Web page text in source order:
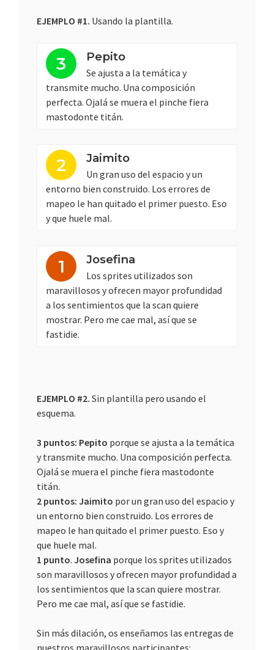
EJEMPLO #1. Usando la plantilla.
3 Pepito
Se ajusta a la temática y
transmite mucho. Una composición
perfecta. Ojalá se muera el pinche fiera
mastodonte titán.
2 Jaimito
Un gran uso del espacio y un
entorno bien construido. Los errores de
mapeo le han quitado el primer puesto. Eso
y que huele mal.
1 Josefina
Los sprites utilizados son
maravillosos y ofrecen mayor profundidad
a los sentimientos que la scan quiere
mostrar. Pero me cae mal, así que se
fastidie.
EJEMPLO #2. Sin plantilla pero usando el
esquema.
3 puntos: Pepito porque se ajusta a la temática
y transmite mucho. Una composición perfecta.
Ojalá se muera el pinche fiera mastodonte
titán.
2 puntos: Jaimito por un gran uso del espacio y
un entorno bien construido. Los errores de
mapeo le han quitado el primer puesto. Eso y
que huele mal.
1 punto. Josefina porque los sprites utilizados
son maravillosos y ofrecen mayor profundidad a
los sentimientos que la scan quiere mostrar.
Pero me cae mal, así que se fastidie.
Sin más dilación, os enseñamos las entregas de
nuestros maravillosos participantes: